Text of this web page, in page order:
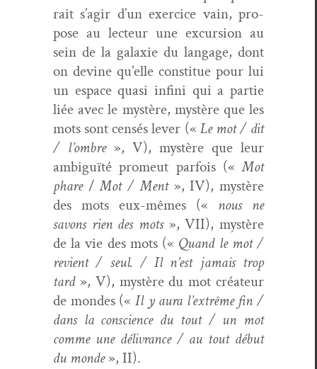
rait s’agir d’un exer­ci­ce vain, pro­
pose au lecteur une excur­sion au
sein de la galax­ie du lan­gage, dont
on devine qu’elle con­stitue pour lui
un espace qua­si infi­ni qui a par­tie
liée avec le mys­tère, mys­tère que les
mots sont cen­sés lever (« Le mot / dit
/ l’ombre», V), mys­tère que leur
ambiguïté promeut par­fois («Mot
phare/Mot / Ment », IV), mys­tère
des mots eux-mêmes (« nous ne
savons rien des mots», VII), mys­tère
de la vie des mots (« Quand le mot /
revient / seul. / Il n’est jamais trop
tard», V), mys­tère du mot créa­teur
de mon­des (« Il y aura l’extrême fin /
dans la con­science du tout / un mot
comme une délivrance / au tout début
du monde», II).